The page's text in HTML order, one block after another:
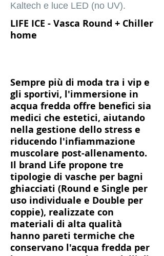
Kaltech e luce LED (no UV).
LIFE ICE - Vasca Round + Chiller
home
Sempre più di moda tra i vip e
gli sportivi, l'immersione in
acqua fredda offre benefici sia
medici che estetici, aiutando
nella gestione dello stress e
riducendo l'infiammazione
muscolare post-allenamento.
Il brand Life propone tre
tipologie di vasche per bagni
ghiacciati (Round e Single per
uso individuale e Double per
coppie), realizzate con
materiali di alta qualità
hanno pareti termiche che
conservano l'acqua fredda per